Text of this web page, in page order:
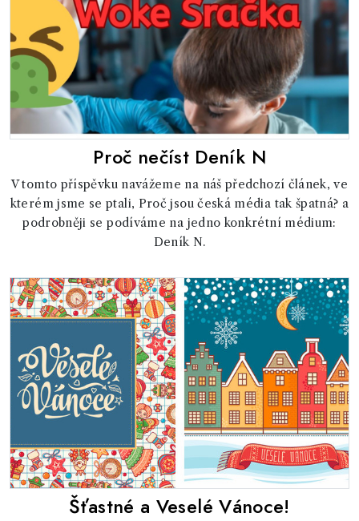
Proč nečíst Deník N
V tomto příspěvku navážeme na náš předchozí článek, ve
kterém jsme se ptali, Proč jsou česká média tak špatná? a
podrobněji se podíváme na jedno konkrétní médium:
Deník N.
Šťastné a Veselé Vánoce!